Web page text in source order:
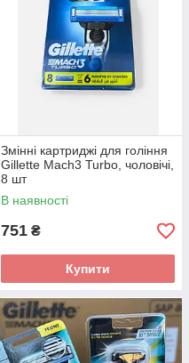
Змінні картриджі для гоління
Gillette Mach3 Turbo, чоловічі,
8 шт
В наявності
751 ₴
Купити